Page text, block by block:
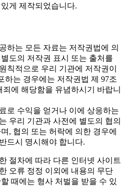
게 제작되었습니다.
하는 모든 자료는 저작권법에 의
도의 저작권 표시 또는 출처를
칙적으로 우리 기관에 저작권이
하는 경우에는 저작권법 제 97조
에 해당함을 유념하시기 바랍니
로 수익을 얻거나 이에 상응하는
우리 기관과 사전에 별도의 협의
, 협의 또는 허락에 의한 경우에
드시 명시해야 합니다.
절차에 따라 다른 인터넷 사이트
오류 정정 이외에 내용의 무단
때에는 형사 처벌을 받을 수 있